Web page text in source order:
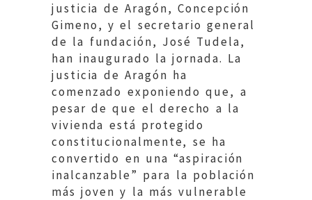
justicia de Aragón, Concepción
Gimeno, y el secretario general
de la fundación, José Tudela,
han inaugurado la jornada. La
justicia de Aragón ha
comenzado exponiendo que, a
pesar de que el derecho a la
vivienda está protegido
constitucionalmente, se ha
convertido en una “aspiración
inalcanzable” para la población
más joven y la más vulnerable